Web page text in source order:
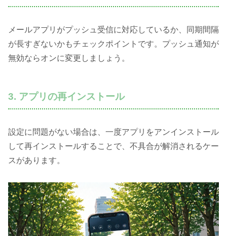
メールアプリがプッシュ受信に対応しているか、同期間隔
が長すぎないかもチェックポイントです。プッシュ通知が
無効ならオンに変更しましょう。
3. アプリの再インストール
設定に問題がない場合は、一度アプリをアンインストール
して再インストールすることで、不具合が解消されるケー
スがあります。